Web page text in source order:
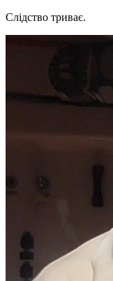
Слідство триває.